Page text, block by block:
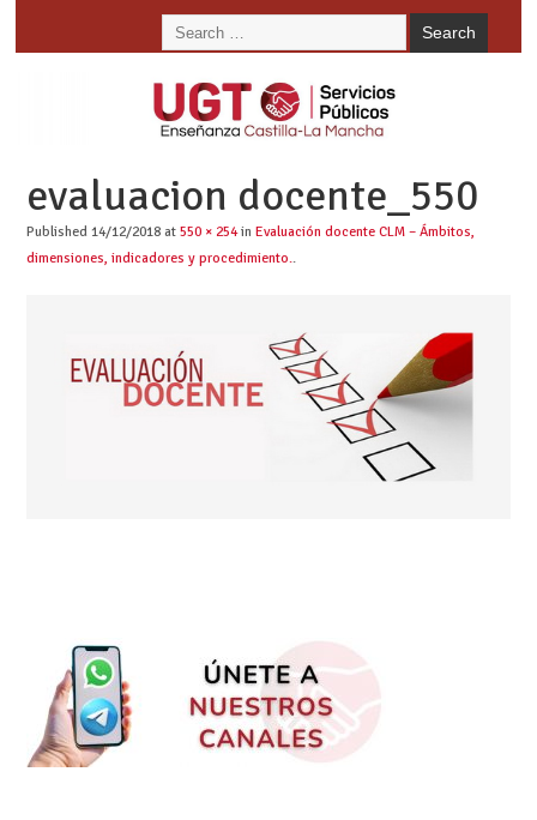
evaluacion docente_550
Published 14/12/2018at 550 × 254in Evaluación docente CLM – Ámbitos,
dimensiones, indicadores y procedimiento..